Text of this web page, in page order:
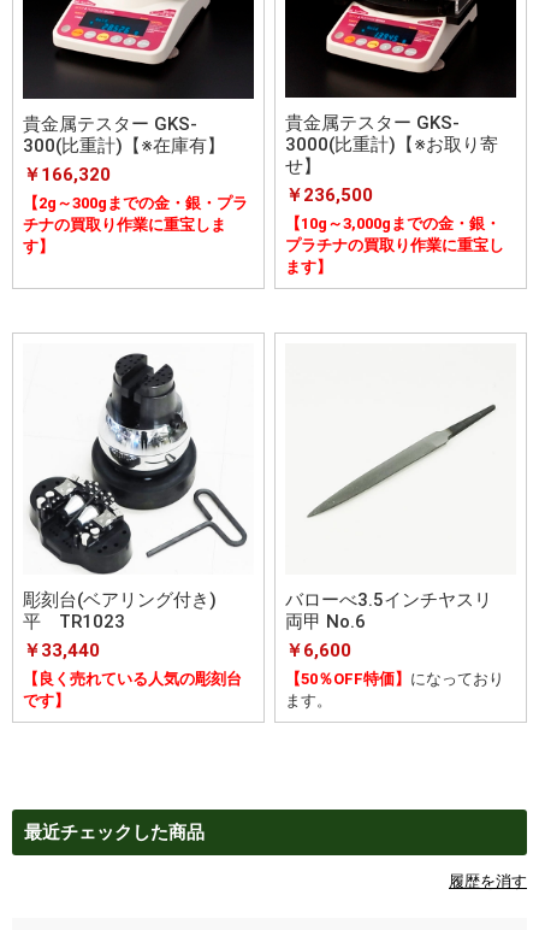
貴金属テスター GKS-
300(比重計)【※在庫有】
￥166,320
【2g～300gまでの金・銀・プラ
チナの買取り作業に重宝しま
す】
貴金属テスター GKS-
3000(比重計)【※お取り寄
せ】
￥236,500
【10g～3,000gまでの金・銀・
プラチナの買取り作業に重宝し
ます】
彫刻台(ベアリング付き)
平 TR1023
￥33,440
【良く売れている人気の彫刻台
です】
バローべ3.5インチヤスリ
両甲 No.6
￥6,600
【50％OFF特価】 になっており
ます。
最近チェックした商品
履歴を消す